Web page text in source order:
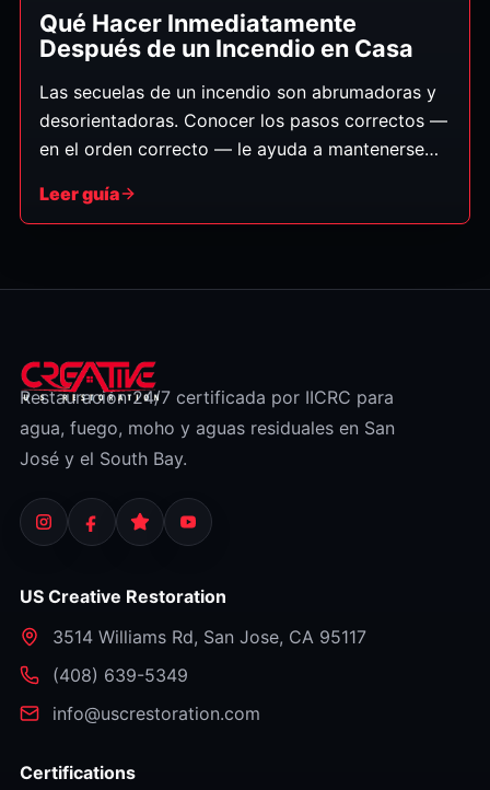
Qué Hacer Inmediatamente
Después de un Incendio en Casa
Las secuelas de un incendio son abrumadoras y
desorientadoras. Conocer los pasos correctos —
en el orden correcto — le ayuda a mantenerse
recuperación para que sea lo más fluida posible.
Leer guía
Restauración 24/7 certificada por IICRC para
agua, fuego, moho y aguas residuales en San
José y el South Bay.
US Creative Restoration
3514 Williams Rd, San Jose, CA 95117
⁦(408) 639-5349⁩
info@uscrestoration.com
Certifications